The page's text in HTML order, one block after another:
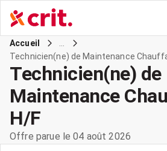
Accueil
Technicien(ne) de Maintenance
Technicien(ne) de
Maintenance
H/F
Offre parue le 04 août 2026